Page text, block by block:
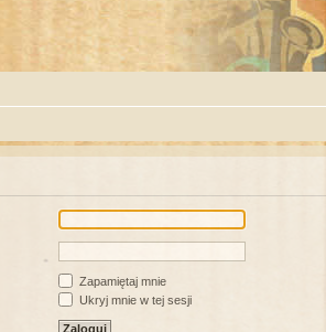
Zapamiętaj mnie
Ukryj mnie w tej sesji